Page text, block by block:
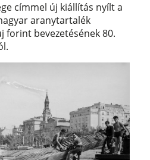
címmel új kiállítás nyílt a
aranytartalék
forint bevezetésének 80.